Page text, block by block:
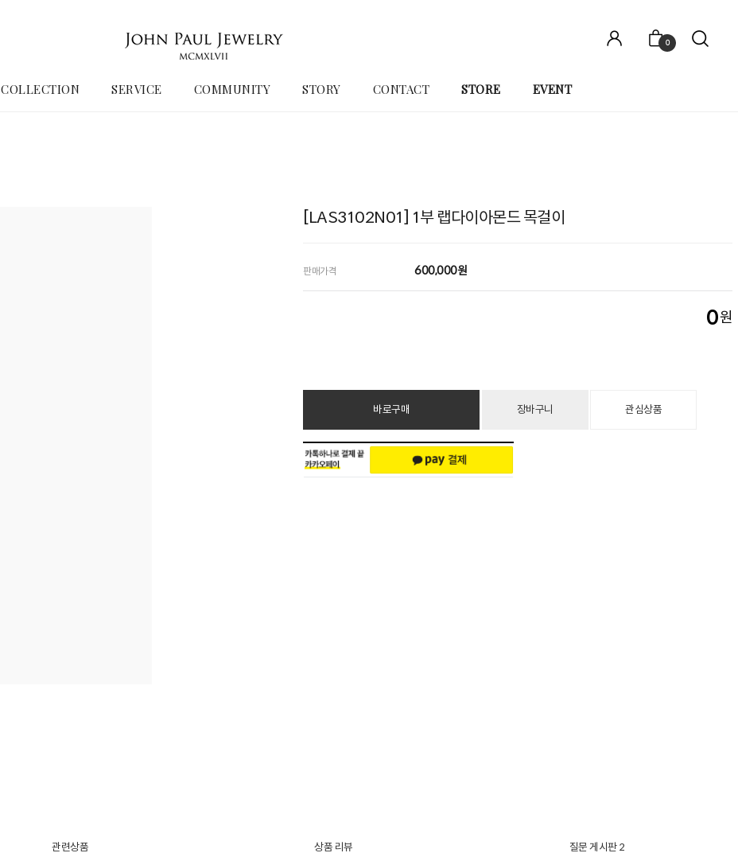
0
COLLECTION SERVICE COMMUNITY STORY CONTACT STORE EVENT
[LAS3102N01] 1부 랩다이아몬드 목걸이
판매가격 600,000원
0원
바로구매 장바구니 관심상품
관련상품 상품 리뷰 질문 게시판 2